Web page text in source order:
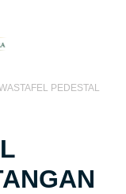
PEDESTAL